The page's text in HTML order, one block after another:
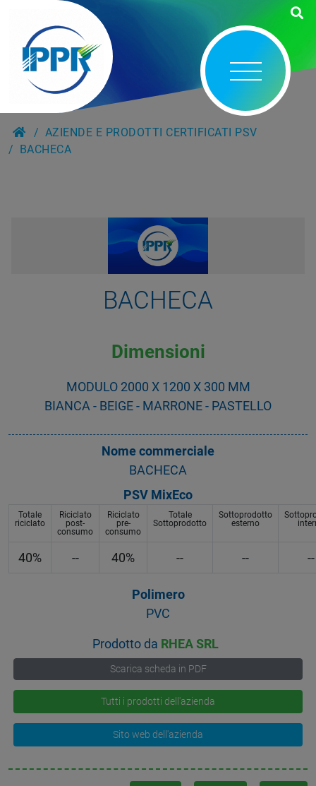
AZIENDE E PRODOTTI CERTIFICATI PSV
BACHECA
BACHECA
Dimensioni
MODULO 2000 X 1200 X 300 MM
BIANCA - BEIGE - MARRONE - PASTELLO
Nome commerciale
BACHECA
PSV MixEco
Totale
riciclato
Riciclato
post-
consumo
Riciclato
pre-
consumo
Totale
Sottoprodotto
Sottoprodotto
esterno
40% -- 40% -- -- --
Polimero
PVC
Prodotto da RHEA SRL
Scarica scheda in PDF
Tutti i prodotti dell'azienda
Sito web dell'azienda